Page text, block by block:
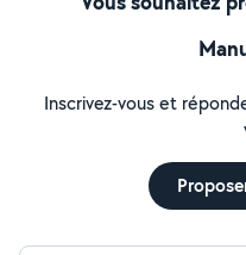
Inscrivez-vous et